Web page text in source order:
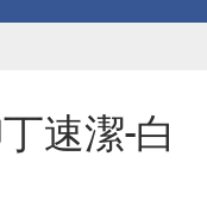
速潔-白